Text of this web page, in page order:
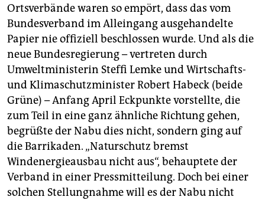
Ortsverbände waren so empört, dass das vom
Bundesverband im Alleingang ausgehandelte
Papier nie offiziell beschlossen wurde. Und als die
neue Bundesregierung – vertreten durch
Umweltministerin Steffi Lemke und Wirtschafts-
und Klimaschutzminister Robert Habeck (beide
Grüne) – Anfang April Eckpunkte vorstellte, die
zum Teil in eine ganz ähnliche Richtung gehen,
begrüßte der Nabu dies nicht, sondern ging auf
die Barrikaden. „Naturschutz bremst
Windenergieausbau nicht aus“, behauptete der
Verband in einer Pressmitteilung. Doch bei einer
solchen Stellungnahme will es der Nabu nicht